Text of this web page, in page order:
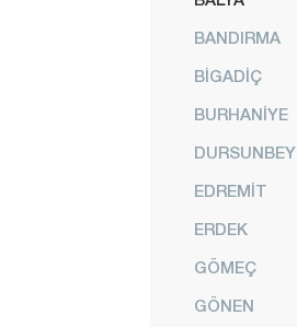
BANDIRMA
BİGADİÇ
BURHANİYE
DURSUNBEY
EDREMİT
ERDEK
GÖMEÇ
GÖNEN